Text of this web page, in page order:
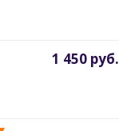
1 450 руб.